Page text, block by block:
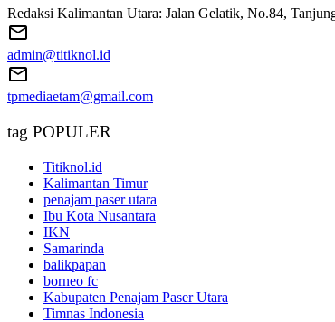
Redaksi Kalimantan Utara: Jalan Gelatik, No.84,
admin@titiknol.id
tpmediaetam@gmail.com
tag POPULER
Titiknol.id
Kalimantan Timur
penajam paser utara
Ibu Kota Nusantara
IKN
Samarinda
balikpapan
borneo fc
Kabupaten Penajam Paser Utara
Timnas Indonesia